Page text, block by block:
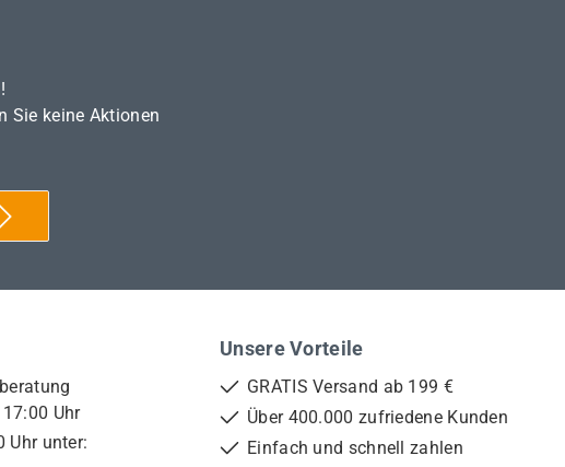
Sie keine Aktionen
Uhr
Uhr unter:
Unsere Vorteile
GRATIS Versand ab 199 €
Über 400.000 zufriedene Kunden
Einfach und schnell zahlen